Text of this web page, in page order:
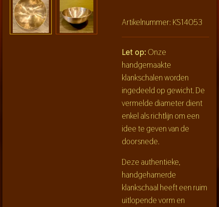
Artikelnummer: KS14053
Let op: Onze
handgemaakte
klankschalen worden
ingedeeld op gewicht. De
vermelde diameter dient
enkel als richtlijn om een
idee te geven van de
doorsnede.
Deze authentieke,
handgehamerde
klankschaal heeft een ruim
uitlopende vorm en